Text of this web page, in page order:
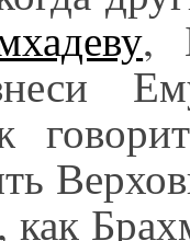
,
как